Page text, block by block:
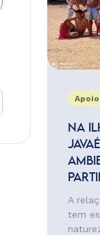
NA
A
tem